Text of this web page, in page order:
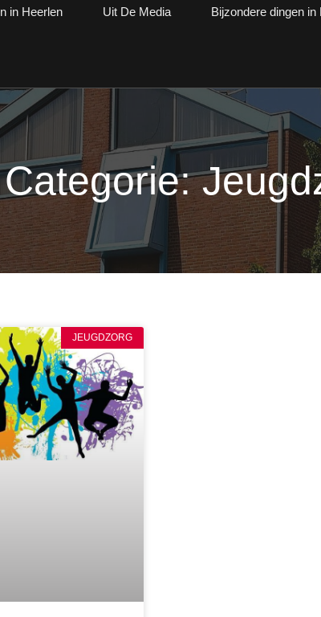
in Heerlen Uit De Media Bijzondere dingen in
Categorie:
JEUGDZORG